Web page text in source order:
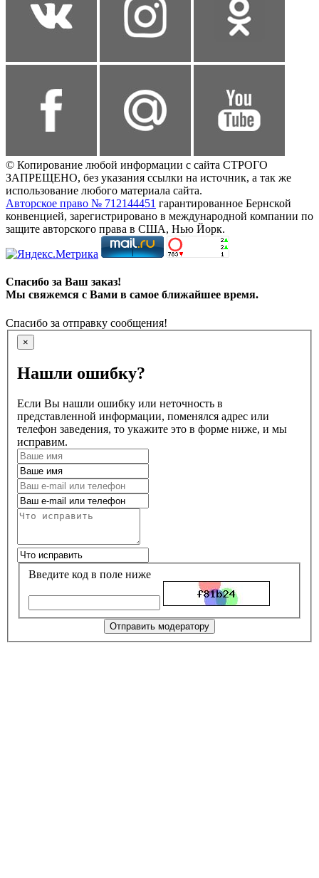
© Копирование любой информации с сайта СТРОГО
ЗАПРЕЩЕНО, без указания ссылки на источник, а так же
использование любого материала сайта.
Авторское право № 712144451 гарантированное Бернской
конвенцией, зарегистрировано в международной компании по
защите авторского права в США, Нью Йорк.
Спасибо за Ваш заказ!
Мы свяжемся с Вами в самое ближайшее время.
Спасибо за отправку сообщения!
×
Нашли ошибку?
Если Вы нашли ошибку или неточность в
представленной информации, поменялся адрес или
телефон заведения, то укажите это в форме ниже, и мы
исправим.
Введите код в поле ниже
Отправить модератору